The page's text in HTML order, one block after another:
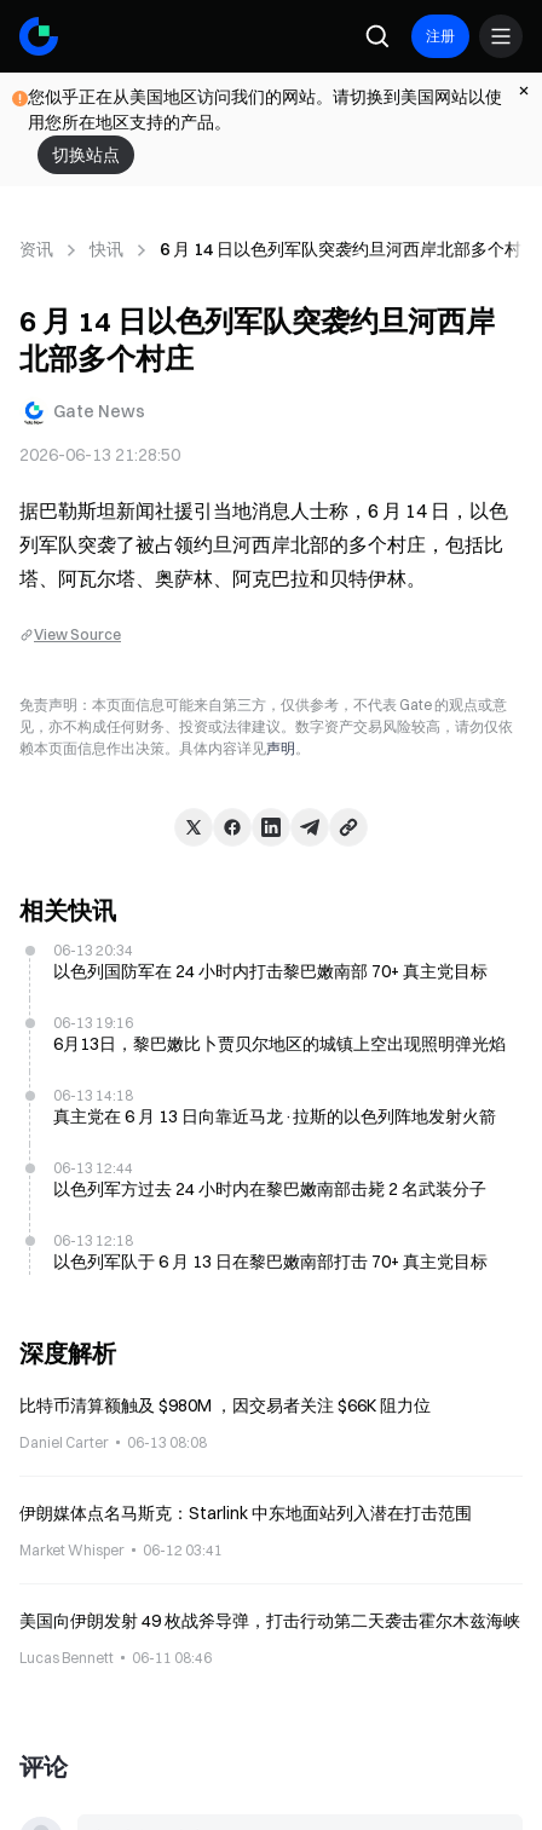
注册
您似乎正在从美国地区访问我们的网站。请切换到美国网站以使
用您所在地区支持的产品。
切换站点
资讯 快讯 6 月 14 日以色列军队突袭约旦河西岸北部多个村庄
6 月 14 日以色列军队突袭约旦河西岸
北部多个村庄
Gate News
2026-06-13 21:28:50
据巴勒斯坦新闻社援引当地消息人士称，6 月 14 日，以色
列军队突袭了被占领约旦河西岸北部的多个村庄，包括比
塔、阿瓦尔塔、奥萨林、阿克巴拉和贝特伊林。
View Source
免责声明：本页面信息可能来自第三方，仅供参考，不代表 Gate 的观点或意
见，亦不构成任何财务、投资或法律建议。数字资产交易风险较高，请勿仅依
赖本页面信息作出决策。具体内容详见声明。
相关快讯
06-13 20:34
以色列国防军在 24 小时内打击黎巴嫩南部 70+ 真主党目标
06-13 19:16
6月13日，黎巴嫩比卜贾贝尔地区的城镇上空出现照明弹光焰
06-13 14:18
真主党在 6 月 13 日向靠近马龙·拉斯的以色列阵地发射火箭
06-13 12:44
以色列军方过去 24 小时内在黎巴嫩南部击毙 2 名武装分子
06-13 12:18
以色列军队于 6 月 13 日在黎巴嫩南部打击 70+ 真主党目标
深度解析
比特币清算额触及 $980M ，因交易者关注 $66K 阻力位
Daniel Carter 06-13 08:08
伊朗媒体点名马斯克：Starlink 中东地面站列入潜在打击范围
Market Whisper 06-12 03:41
美国向伊朗发射 49 枚战斧导弹，打击行动第二天袭击霍尔木兹海峡
Lucas Bennett 06-11 08:46
评论